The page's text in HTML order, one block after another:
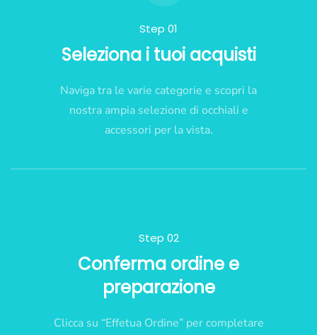
Step 01
Seleziona i tuoi acquisti
Naviga tra le varie categorie e scopri la
nostra ampia selezione di occhiali e
accessori per la vista.
Step 02
Conferma ordine e
preparazione
Clicca su “Effetua Ordine” per completare